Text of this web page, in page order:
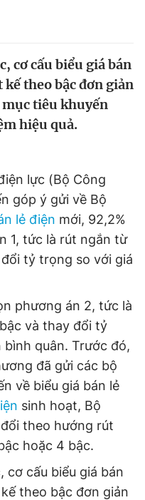
hệ quảng cáo
hệ quảng cáo
780 404
Tòa soạn Chính sách bảo
cơ cấu biểu giá bán
theo bậc đơn giản
mục tiêu khuyến
hiệu quả.
lực (Bộ Công
góp ý gửi về Bộ
lẻ điện mới, 92,2%
1, tức là rút ngắn từ
tỷ trọng so với giá
phương án 2, tức là
và thay đổi tỷ
quân. Trước đó,
đã gửi các bộ
về biểu giá bán lẻ
sinh hoạt, Bộ
theo hướng rút
hoặc 4 bậc.
cơ cấu biểu giá bán
theo bậc đơn giản